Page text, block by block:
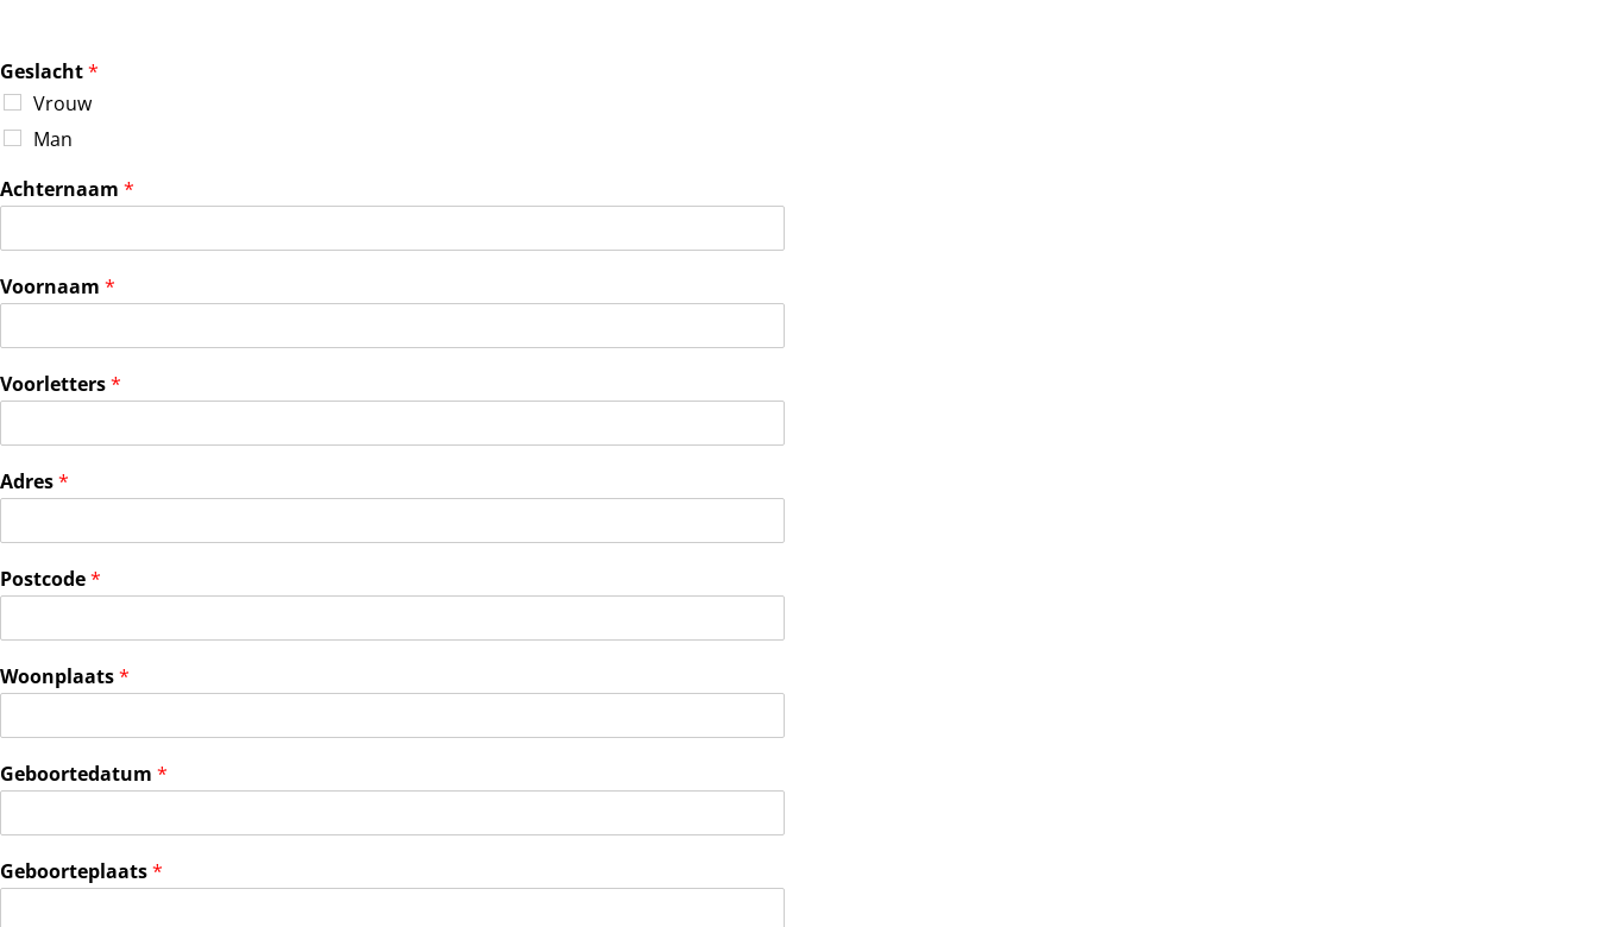
Geslacht*
Vrouw
Man
Achternaam *
Voornaam *
Voorletters*
Adres*
Postcode*
Woonplaats*
Geboortedatum *
Geboorteplaats*